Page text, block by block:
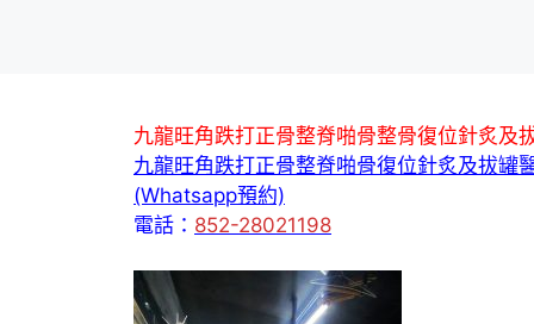
九龍旺角跌打正骨整脊啪骨整骨復位針炙及
九龍旺角跌打正骨整脊啪骨復位針炙及拔罐
(Whatsapp預約)
電話： 852-28021198